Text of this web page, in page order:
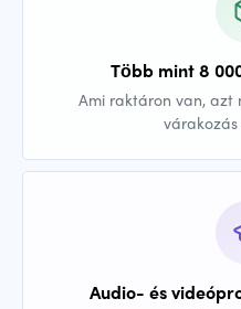
Több mint 8
Ami raktáron van, azt
Audio- és